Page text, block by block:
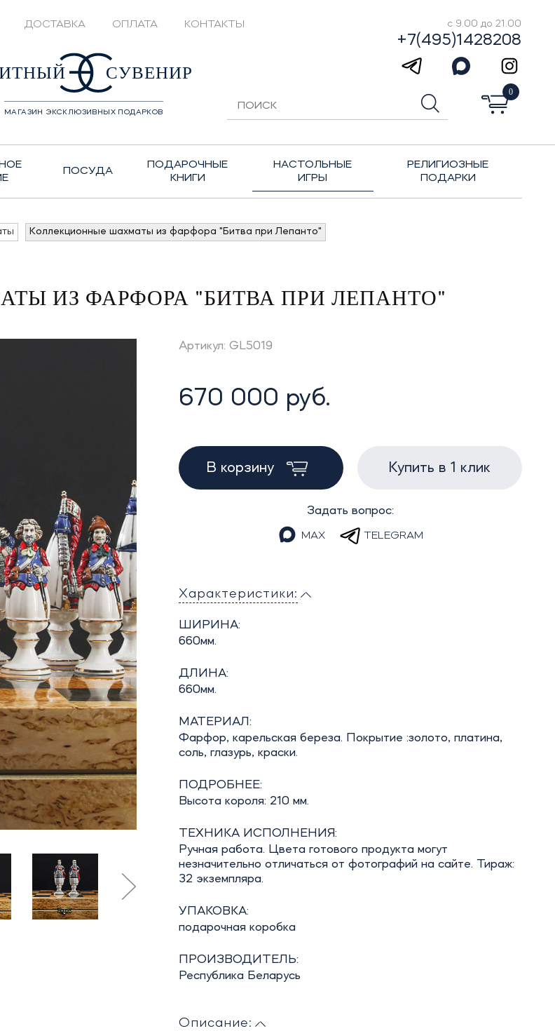
ДОСТАВКА ОПЛАТА КОНТАКТЫ с 9.00 до 21.00
+7(495)1428208
СУВЕНИР
МАГАЗИН ЭКСКЛЮЗИВНЫХ ПОДАРКОВ
0
ПОСУДА
ПОДАРОЧНЫЕ
КНИГИ
НАСТОЛЬНЫЕ
ИГРЫ
РЕЛИГИОЗНЫЕ
ПОДАРКИ
Коллекционные шахматы из фарфора "Битва при Лепанто"
ИЗ ФАРФОРА "БИТВА ПРИ ЛЕПАНТО"
Артикул: GL5019
670 000 руб.
В корзину Купить в 1 клик
Задать вопрос:
MAX TELEGRAM
Характеристики:
ШИРИНА:
660мм.
ДЛИНА:
660мм.
МАТЕРИАЛ:
Фарфор, карельская береза. Покрытие :золото, платина,
соль, глазурь, краски.
ПОДРОБНЕЕ:
Высота короля: 210 мм.
ТЕХНИКА ИСПОЛНЕНИЯ:
Ручная работа. Цвета готового продукта могут
незначительно отличаться от фотографий на сайте. Тираж:
32 экземпляра.
УПАКОВКА:
подарочная коробка
ПРОИЗВОДИТЕЛЬ:
Республика Беларусь
Описание: